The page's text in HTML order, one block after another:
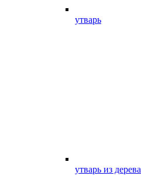
утварь
утварь из дерева